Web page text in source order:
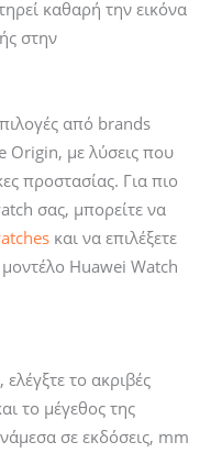
καθαρή την εικόνα
στην
από brands
Origin, με λύσεις που
προστασίας. Για πιο
σας, μπορείτε να
και να επιλέξετε
Huawei Watch
το ακριβές
το μέγεθος της
σε εκδόσεις, mm